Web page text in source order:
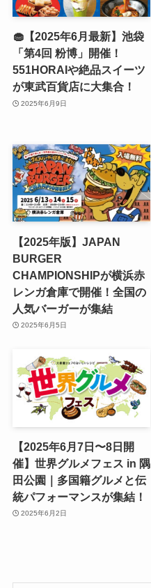
🧁【2025年6月最新】池袋
「第4回 粉博」開催！
551HORAIや絶品スイーツ
が東武百貨店に大集合！
2025年6月9日
【2025年版】JAPAN
BURGER
CHAMPIONSHIPが横浜赤
レンガ倉庫で開催！全国の
人気バーガーが集結
2025年6月5日
【2025年6月7日〜8日開
催】世界グルメフェス in 隅
田公園｜多国籍グルメと伝
統パフォーマンスが集結！
2025年6月2日